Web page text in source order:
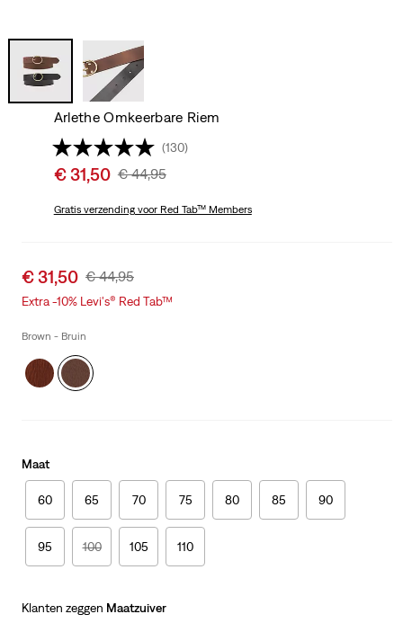
Arlethe Omkeerbare Riem
(130)
Sale
is
€ 31,50 Original
Was
€ 44,95
Gratis verzendingvoor Red Tab™ Members
Sale
price
€ 31,50 Original
Price
€ 44,95
Extra -10% Levi's® Red Tab™
Brown - Bruin
Maat
60 65 70 75 80 85 90
95 100 105 110
Klanten zeggen Maatzuiver